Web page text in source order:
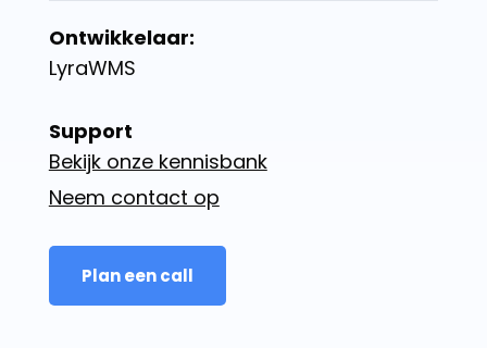
Ontwikkelaar:
LyraWMS
Support
Bekijk onze kennisbank
Neem contact op
Plan een call